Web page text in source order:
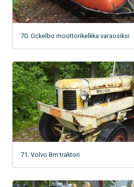
70. Ockelbo moottorikelkka varaosiksi
71. Volvo Bm traktori